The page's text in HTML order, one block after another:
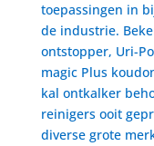
toepassingen in
de industrie.
ontstopper, Uri-
magic Plus
kal ontkalker
reinigers ooit
diverse grote